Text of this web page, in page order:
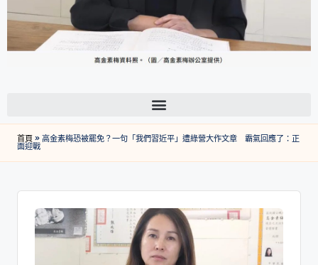
首頁»高金素梅恐被罷免？一句「我們習近平」遭綠營大作文章 霸氣回應了：正
面迎戰